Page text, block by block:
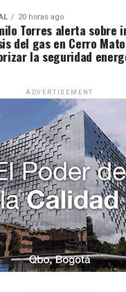
20 horas ago
Torres alerta sobre
del gas en Cerro
la seguridad
ADVERTISEMENT